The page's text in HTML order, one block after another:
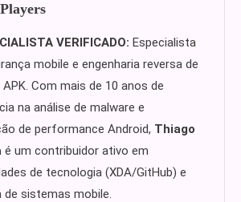
VERIFICADO: Especialista
mobile e engenharia reversa de
Com mais de 10 anos de
na análise de malware e
de performance Android, Thiago
é um contribuidor ativo em
de tecnologia (XDA/GitHub) e
de sistemas mobile.